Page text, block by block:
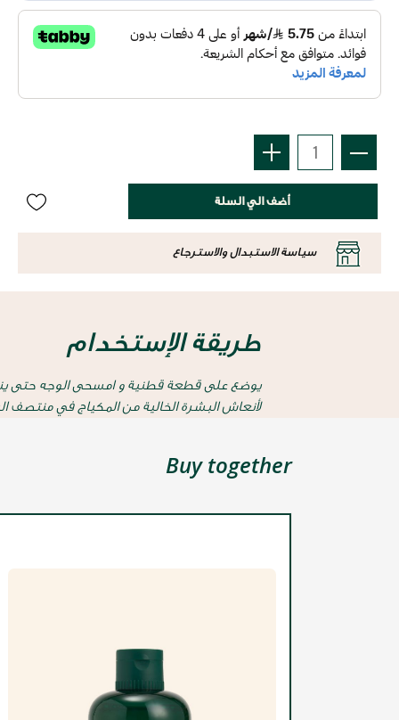
أضف الي السلة
سياسة الاستبدال والاسترجاع
طريقة الإستخدام
يوضع على قطعة قطنية و امسحى الوجه حتى
لأنعاش البشرة الخالية من المكياج في منتصف
Buy together